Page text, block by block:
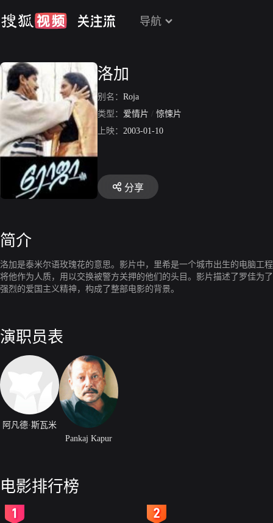
导航
洛加
别名： Roja
类型： 爱情片 / 惊悚片
上映： 2003-01-10
分享
简介
洛加是泰米尔语玫瑰花的意思。影片中，里希是一个城市出生的电脑工
将他作为人质，用以交换被警方关押的他们的头目。影片描述了罗佳为
强烈的爱国主义精神，构成了整部电影的背景。
演职员表
阿凡德·斯瓦米
Pankaj Kapur
电影排行榜